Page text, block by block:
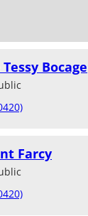
Bocage
Farcy